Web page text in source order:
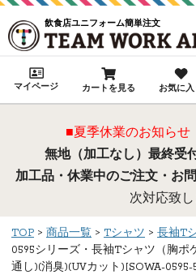
飲食店ユニフォーム簡単注文
マイページ カートを見る お気に入
■夏季休業のお知らせ
無地（加工なし）最終受
加工品・休業中のご注文・お
次対応致し
TOP 商品一覧 Tシャツ
長袖T
0595シリーズ・長袖Tシャツ（胸ポ
通し)(消臭)(UVカット)[SOWA-0595-